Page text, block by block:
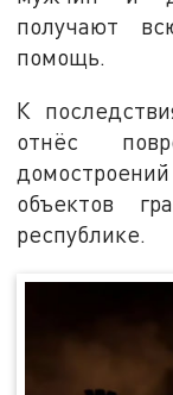
получают
помощь.
К
отнёс
объектов
республике.